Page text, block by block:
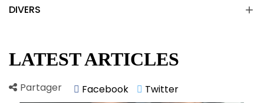
DIVERS 
LATEST ARTICLES
Partager Facebook Twitter